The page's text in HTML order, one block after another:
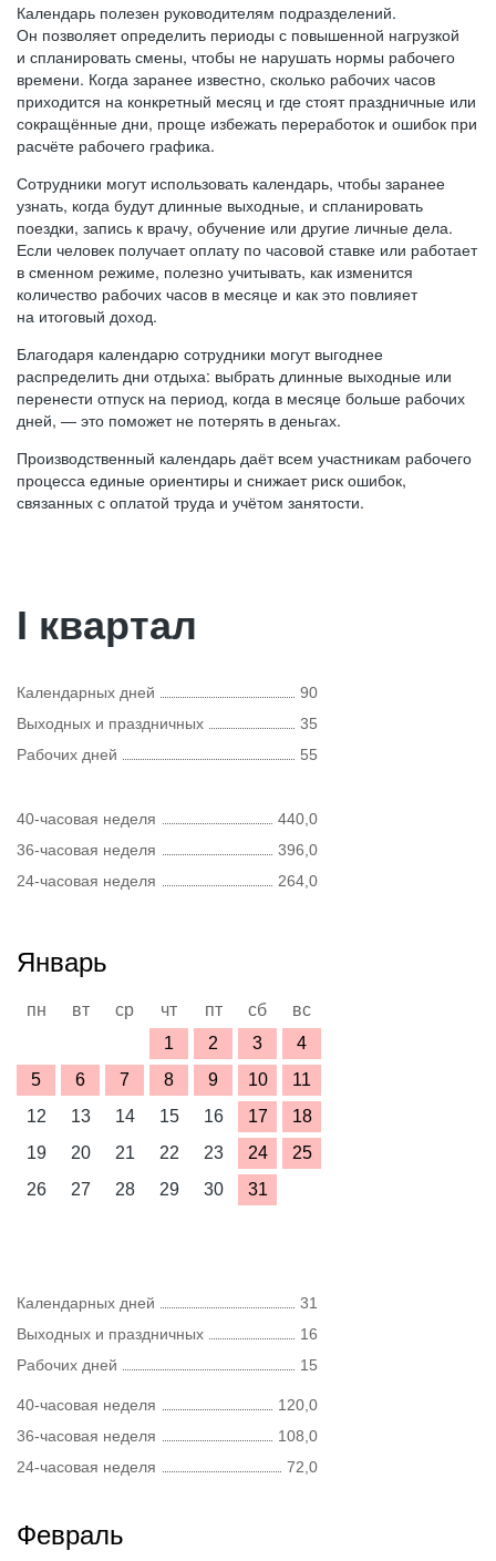
Календарь полезен руководителям подразделений.
Он позволяет определить периоды с повышенной нагрузкой
и спланировать смены, чтобы не нарушать нормы рабочего
времени. Когда заранее известно, сколько рабочих часов
приходится на конкретный месяц и где стоят праздничные или
сокращённые дни, проще избежать переработок и ошибок при
расчёте рабочего графика.
Сотрудники могут использовать календарь, чтобы заранее
узнать, когда будут длинные выходные, и спланировать
поездки, запись к врачу, обучение или другие личные дела.
Если человек получает оплату по часовой ставке или работает
в сменном режиме, полезно учитывать, как изменится
количество рабочих часов в месяце и как это повлияет
на итоговый доход.
Благодаря календарю сотрудники могут выгоднее
распределить дни отдыха: выбрать длинные выходные или
перенести отпуск на период, когда в месяце больше рабочих
дней, — это поможет не потерять в деньгах.
Производственный календарь даёт всем участникам рабочего
процесса единые ориентиры и снижает риск ошибок,
связанных с оплатой труда и учётом занятости.
I квартал
Календарных дней
90
Выходных и праздничных
35
Рабочих дней
55
40-часовая неделя
440,0
36-часовая неделя
396,0
24-часовая неделя
264,0
Январь
пн вт ср чт пт сб
вс
1
2 3
4
5
6 7 8 9 10
11
12
13 14 15 16 17
18
19
20 21 22 23 24
25
26
27 28 29 30 31
Календарных дней
31
Выходных и праздничных
16
Рабочих дней
15
40-часовая неделя
120,0
36-часовая неделя
108,0
24-часовая неделя
72,0
Февраль